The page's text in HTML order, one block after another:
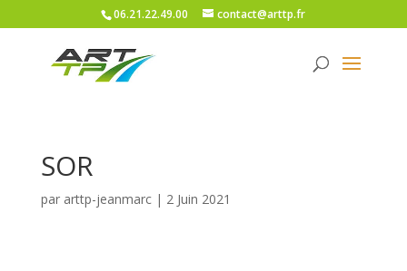
06.21.22.49.00 contact@arttp.fr
SOR
par arttp-jeanmarc| 2 Juin 2021